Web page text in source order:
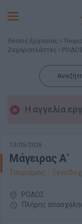
Toggle
Θέσεις Εργασίας
Ζαχαροπλάστες
Η αγγελία
13/05/2026
Μάγειρας Α’
Τουρισμός -
ΡΟΔΟΣ
Πλήρης